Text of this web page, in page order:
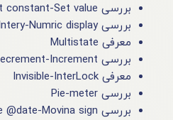
بررسی Set constant-Set value
بررسی Numeric Intery-Numric display
معرفی Multistate
بررسی Decrement-Increment
معرفی Invisible-InterLock
بررسی Pie-meter
بررسی Time @date-Movina sign